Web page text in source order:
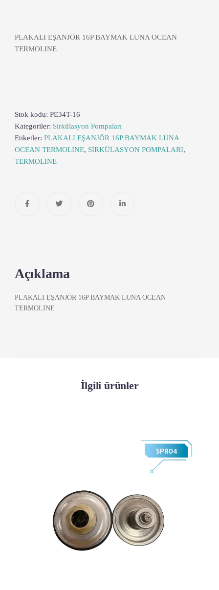
PLAKALI EŞANJÖR 16P BAYMAK LUNA OCEAN
TERMOLINE
Stok kodu: PE34T-16
Kategoriler: Sirkülasyon Pompaları
Etiketler: PLAKALI EŞANJÖR 16P BAYMAK LUNA
OCEAN TERMOLINE, SİRKÜLASYON POMPALARI,
TERMOLINE
Açıklama
PLAKALI EŞANJÖR 16P BAYMAK LUNA OCEAN
TERMOLINE
İlgili ürünler